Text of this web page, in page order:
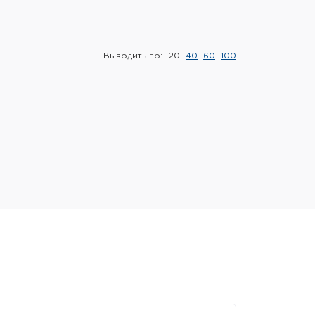
Выводить по: 20 40 60 100